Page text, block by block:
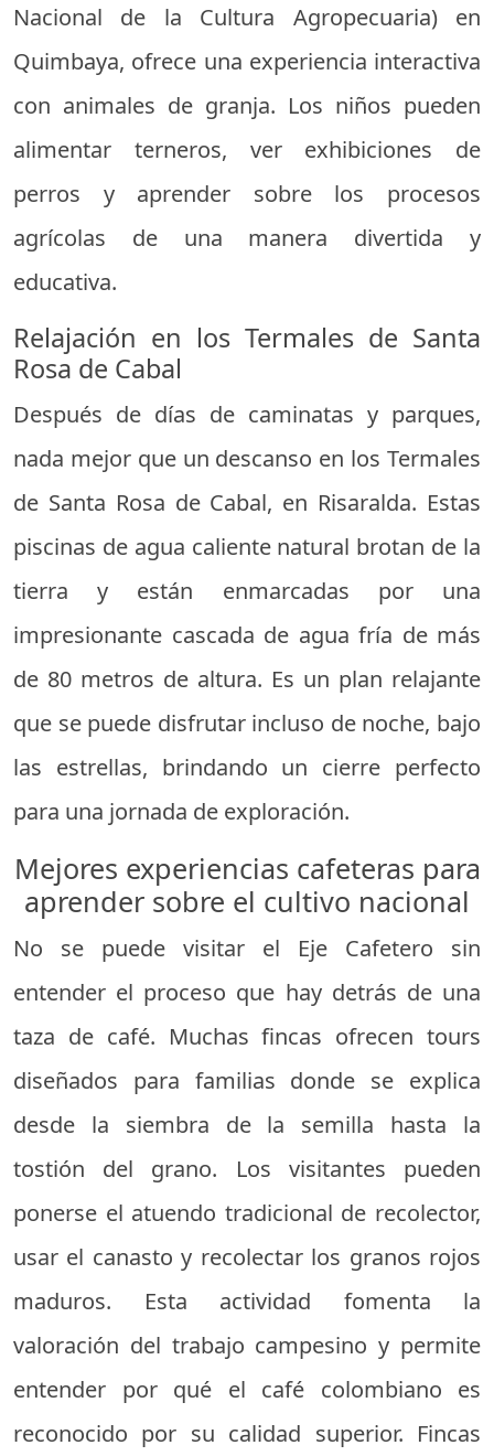
Nacional de la Cultura Agropecuaria) en
Quimbaya, ofrece una experiencia interactiva
con animales de granja. Los niños pueden
alimentar terneros, ver exhibiciones de
perros y aprender sobre los procesos
agrícolas de una manera divertida y
educativa.
Relajación en los Termales de Santa
Rosa de Cabal
Después de días de caminatas y parques,
nada mejor que un descanso en los Termales
de Santa Rosa de Cabal, en Risaralda. Estas
piscinas de agua caliente natural brotan de la
tierra y están enmarcadas por una
impresionante cascada de agua fría de más
de 80 metros de altura. Es un plan relajante
que se puede disfrutar incluso de noche, bajo
las estrellas, brindando un cierre perfecto
para una jornada de exploración.
Mejores experiencias cafeteras para
aprender sobre el cultivo nacional
No se puede visitar el Eje Cafetero sin
entender el proceso que hay detrás de una
taza de café. Muchas fincas ofrecen tours
diseñados para familias donde se explica
desde la siembra de la semilla hasta la
tostión del grano. Los visitantes pueden
ponerse el atuendo tradicional de recolector,
usar el canasto y recolectar los granos rojos
maduros. Esta actividad fomenta la
valoración del trabajo campesino y permite
entender por qué el café colombiano es
reconocido por su calidad superior. Fincas